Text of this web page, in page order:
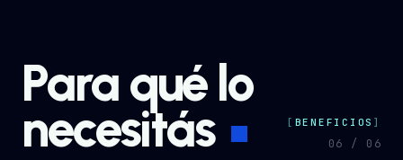
Para qué lo
necesitás BENEFICIOS
06 / 06